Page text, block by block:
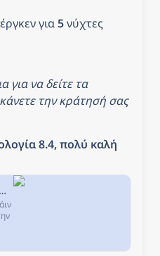
για 5
για να δείτε τα
την κράτησή σας
8.4, πολύ καλή
Citybox Bergen Danmarksplass, Μπέργκεν, Νορβηγία